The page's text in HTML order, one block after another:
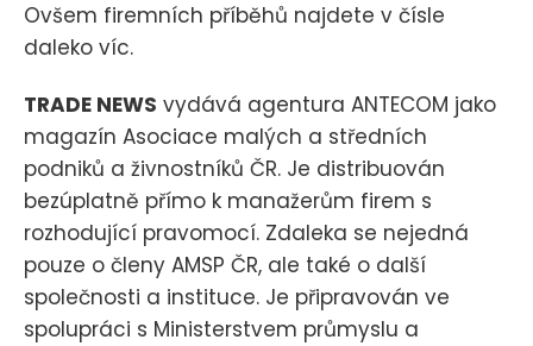
Ovšem firemních příběhů najdete v čísle
daleko víc.
TRADE NEWS vydává agentura ANTECOM jako
magazín Asociace malých a středních
podniků a živnostníků ČR. Je distribuován
bezúplatně přímo k manažerům firem s
rozhodující pravomocí. Zdaleka se nejedná
pouze o členy AMSP ČR, ale také o další
společnosti a instituce. Je připravován ve
spolupráci s Ministerstvem průmyslu a